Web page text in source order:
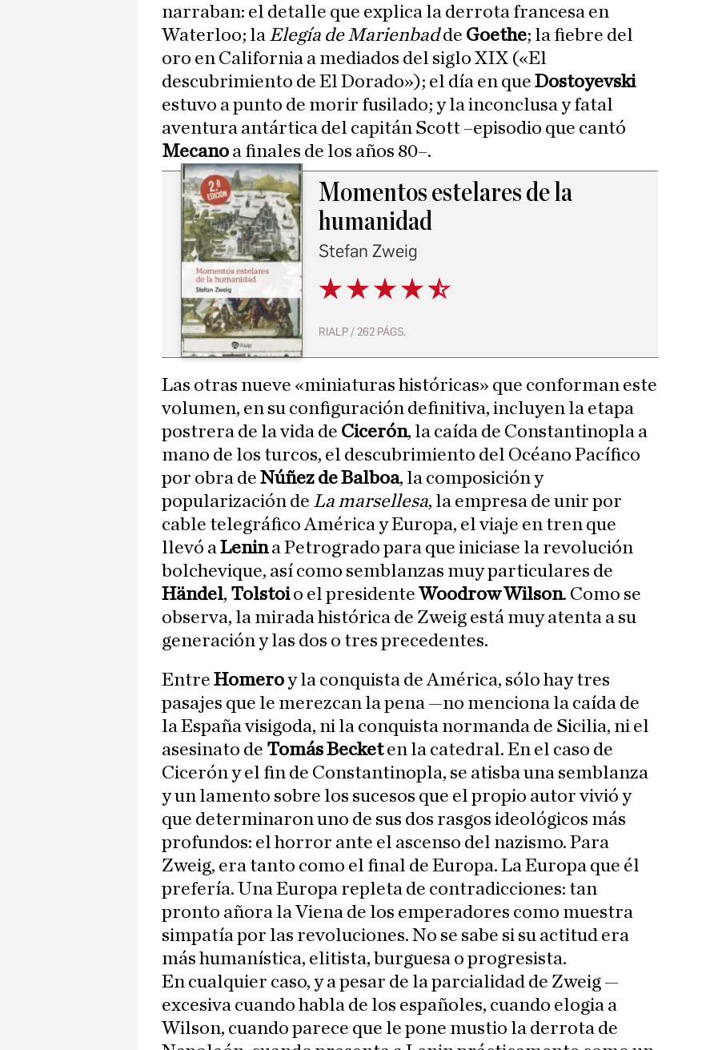
narraban: el detalle que explica la derrota francesa en
Waterloo; la Elegía de Marienbadde Goethe; la fiebre del
oro en California a mediados del siglo XIX («El
descubrimiento de El Dorado»); el día en que Dostoyevski
estuvo a punto de morir fusilado; y la inconclusa y fatal
aventura antártica del capitán Scott –episodio que cantó
Mecano a finales de los años 80–.
RIALP / 262 PÁGS.
Momentos estelares de la
humanidad
Stefan Zweig
Las otras nueve «miniaturas históricas» que conforman este
volumen, en su configuración definitiva, incluyen la etapa
postrera de la vida de Cicerón, la caída de Constantinopla a
mano de los turcos, el descubrimiento del Océano Pacífico
por obra de Núñez de Balboa, la composición y
popularización de La marsellesa, la empresa de unir por
cable telegráfico América y Europa, el viaje en tren que
llevó aLenina Petrogrado para que iniciase la revolución
bolchevique, así como semblanzas muy particulares de
Händel, Tolstoio el presidente Woodrow Wilson. Como se
observa, la mirada histórica de Zweig está muy atenta a su
generación y las dos o tres precedentes.
Entre Homeroy la conquista de América, sólo hay tres
pasajes que le merezcan la pena —no menciona la caída de
la España visigoda, ni la conquista normanda de Sicilia, ni el
asesinato de Tomás Becketen la catedral. En el caso de
Cicerón y el fin de Constantinopla, se atisba una semblanza
y un lamento sobre los sucesos que el propio autor vivió y
que determinaron uno de sus dos rasgos ideológicos más
profundos: el horror ante el ascenso del nazismo. Para
Zweig, era tanto como el final de Europa. La Europa que él
prefería. Una Europa repleta de contradicciones: tan
pronto añora la Viena de los emperadores como muestra
simpatía por las revoluciones. No se sabe si su actitud era
más humanística, elitista, burguesa o progresista.
En cualquier caso, y a pesar de la parcialidad de Zweig —
excesiva cuando habla de los españoles, cuando elogia a
Wilson, cuando parece que le pone mustio la derrota de